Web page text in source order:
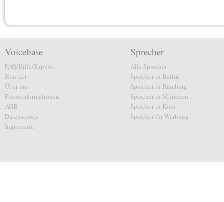
Voicebase
FAQ/Hilfe/Support
Kontakt
Über uns
Presseinformationen
AGB
Datenschutz
Impressum
Sprecher
Alle Sprecher
Sprecher in Berlin
Sprecher in Hamburg
Sprecher in München
Sprecher in Köln
Sprecher für Werbung